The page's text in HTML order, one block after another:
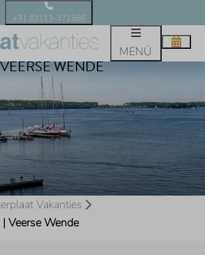
+31 (0)113-371866
MENÜ
WENDE
Vakanties
Veerse Wende